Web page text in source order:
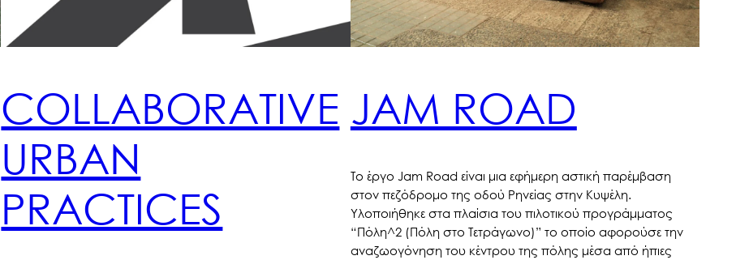
COLLABORATIVE
URBAN
PRACTICES
JAM ROAD
Το έργο Jam Road είναι μια εφήμερη αστική παρέμβαση
στον πεζόδρομο της οδού Ρηνείας στην Κυψέλη.
Υλοποιήθηκε στα πλαίσια του πιλοτικού προγράμματος
“Πόλη^2 (Πόλη στο Τετράγωνο)” το οποίο αφορούσε την
αναζωογόνηση του κέντρου της πόλης μέσα από ήπιες